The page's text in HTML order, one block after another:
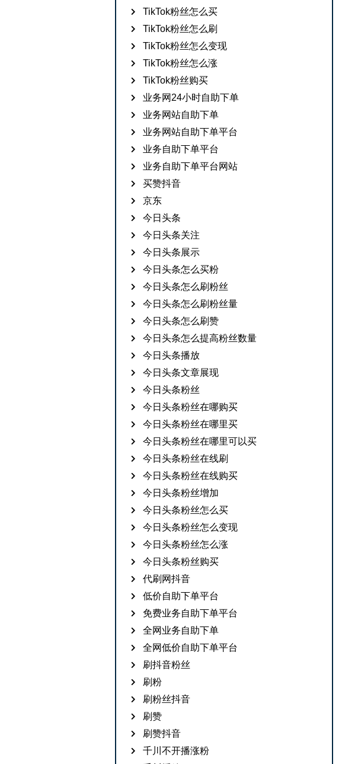
TikTok粉丝怎么买
TikTok粉丝怎么刷
TikTok粉丝怎么变现
TikTok粉丝怎么涨
TikTok粉丝购买
业务网24小时自助下单
业务网站自助下单
业务网站自助下单平台
业务自助下单平台
业务自助下单平台网站
买赞抖音
京东
今日头条
今日头条关注
今日头条展示
今日头条怎么买粉
今日头条怎么刷粉丝
今日头条怎么刷粉丝量
今日头条怎么刷赞
今日头条怎么提高粉丝数量
今日头条播放
今日头条文章展现
今日头条粉丝
今日头条粉丝在哪购买
今日头条粉丝在哪里买
今日头条粉丝在哪里可以买
今日头条粉丝在线刷
今日头条粉丝在线购买
今日头条粉丝增加
今日头条粉丝怎么买
今日头条粉丝怎么变现
今日头条粉丝怎么涨
今日头条粉丝购买
代刷网抖音
低价自助下单平台
免费业务自助下单平台
全网业务自助下单
全网低价自助下单平台
刷抖音粉丝
刷粉
刷粉丝抖音
刷赞
刷赞抖音
千川不开播涨粉